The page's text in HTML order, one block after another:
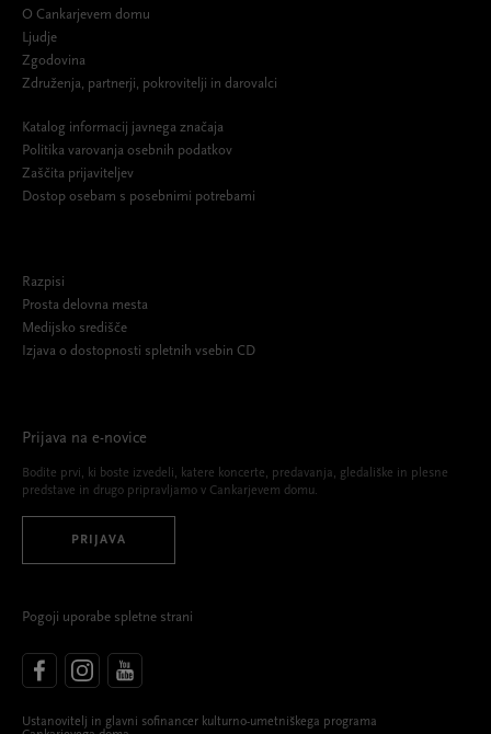
O Cankarjevem domu
Ljudje
Zgodovina
Združenja, partnerji, pokrovitelji in darovalci
Katalog informacij javnega značaja
Politika varovanja osebnih podatkov
Zaščita prijaviteljev
Dostop osebam s posebnimi potrebami
Razpisi
Prosta delovna mesta
Medijsko središče
Izjava o dostopnosti spletnih vsebin CD
Prijava na e-novice
Bodite prvi, ki boste izvedeli, katere koncerte, predavanja, gledališke in plesne
predstave in drugo pripravljamo v Cankarjevem domu.
PRIJAVA
Pogoji uporabe spletne strani
Ustanovitelj in glavni sofinancer kulturno-umetniškega programa